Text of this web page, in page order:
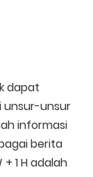
dapat
unsur-unsur
informasi
berita
+ 1 H adalah